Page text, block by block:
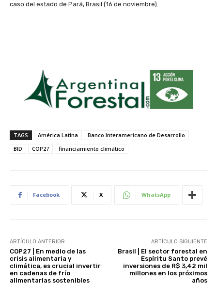
caso del estado de Pará, Brasil (16 de noviembre).
TAGS América Latina
Banco Interamericano de Desarrollo
BID
COP27 financiamiento climático
Facebook X WhatsApp
ARTÍCULO ANTERIOR
COP27 | En medio de las
crisis alimentaria y
climática, es crucial invertir
en cadenas de frío
alimentarias sostenibles
ARTÍCULO SIGUIENTE
Brasil | El sector forestal en
Espíritu Santo prevé
inversiones de R$ 3,42 mil
millones en los próximos
años